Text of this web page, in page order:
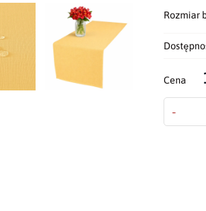
Rozmiar
Cena
-